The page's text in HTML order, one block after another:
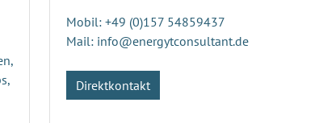
Mobil: +49 (0)157 54859437
Mail: info@energytconsultant.de
Direktkontakt